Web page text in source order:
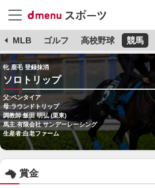
MLB ゴルフ 高校野球 競馬
牝 鹿毛 登録抹消
ソロトリップ
父:ペンタイア
母:ラウンドトリップ
調教師:飯田 明弘 (栗東)
馬主:有限会社 サンデーレーシング
生産者:白老ファーム
賞金